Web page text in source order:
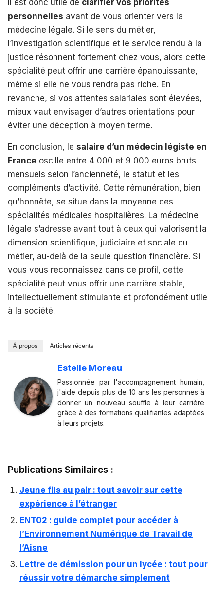
Il est donc utile de clarifier vos priorités
personnelles avant de vous orienter vers la
médecine légale. Si le sens du métier,
l’investigation scientifique et le service rendu à la
justice résonnent fortement chez vous, alors cette
spécialité peut offrir une carrière épanouissante,
même si elle ne vous rendra pas riche. En
revanche, si vos attentes salariales sont élevées,
mieux vaut envisager d’autres orientations pour
éviter une déception à moyen terme.
En conclusion, le salaire d’un médecin légiste en
France oscille entre 4 000 et 9 000 euros bruts
mensuels selon l’ancienneté, le statut et les
compléments d’activité. Cette rémunération, bien
qu’honnête, se situe dans la moyenne des
spécialités médicales hospitalières. La médecine
légale s’adresse avant tout à ceux qui valorisent la
dimension scientifique, judiciaire et sociale du
métier, au-delà de la seule question financière. Si
vous vous reconnaissez dans ce profil, cette
spécialité peut vous offrir une carrière stable,
intellectuellement stimulante et profondément utile
à la société.
À propos Articles récents
Estelle Moreau
Passionnée par l'accompagnement humain,
j'aide depuis plus de 10 ans les personnes à
donner un nouveau souffle à leur carrière
grâce à des formations qualifiantes adaptées
à leurs projets.
Publications Similaires :
Jeune fils au pair : tout savoir sur cette
expérience à l’étranger
ENT02 : guide complet pour accéder à
l’Environnement Numérique de Travail de
l’Aisne
Lettre de démission pour un lycée : tout pour
réussir votre démarche simplement